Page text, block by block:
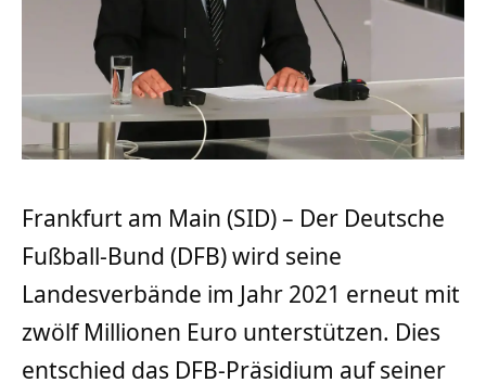
Frankfurt am Main (SID) – Der Deutsche
Fußball-Bund (DFB) wird seine
Landesverbände im Jahr 2021 erneut mit
zwölf Millionen Euro unterstützen. Dies
entschied das DFB-Präsidium auf seiner